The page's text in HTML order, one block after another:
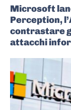
Microsoft
Perception,
contrastare
attacchi